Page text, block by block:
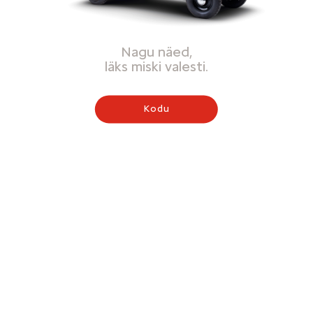
Nagu näed,
läks miski valesti.
Kodu